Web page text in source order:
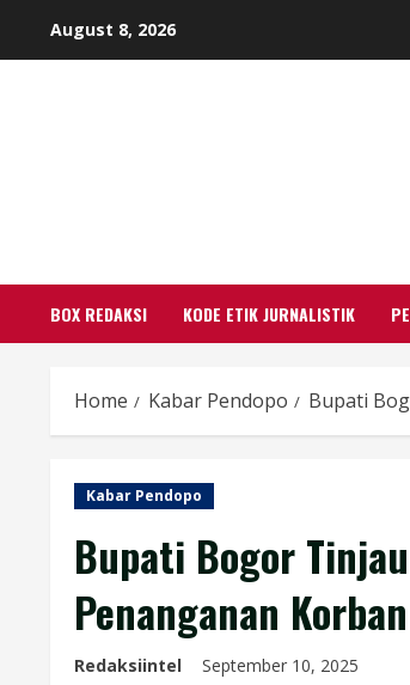
August 8, 2026
BOX REDAKSI KODE ETIK JURNALISTIK
Home Kabar Pendopo Bupati
Kabar Pendopo
Bupati Bogor
Penanganan
Redaksiintel September 10, 2025